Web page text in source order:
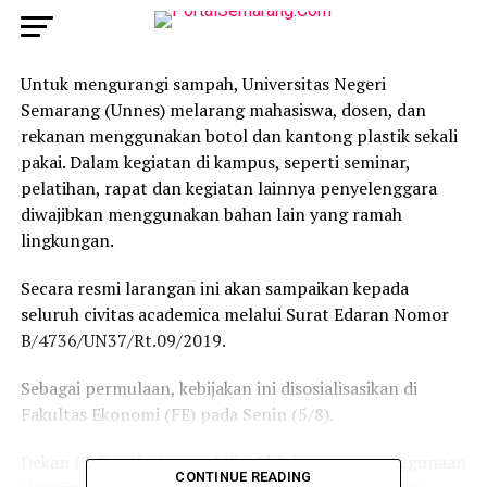
Untuk mengurangi sampah, Universitas Negeri
Semarang (Unnes) melarang mahasiswa, dosen, dan
rekanan menggunakan botol dan kantong plastik sekali
pakai. Dalam kegiatan di kampus, seperti seminar,
pelatihan, rapat dan kegiatan lainnya penyelenggara
diwajibkan menggunakan bahan lain yang ramah
lingkungan.
Secara resmi larangan ini akan sampaikan kepada
seluruh civitas academica melalui Surat Edaran Nomor
B/4736/UN37/Rt.09/2019.
Sebagai permulaan, kebijakan ini disosialisasikan di
Fakultas Ekonomi (FE) pada Senin (5/8).
Dekan FE Drs Heriyanto MBA PhD larangan penggunaan
CONTINUE READING